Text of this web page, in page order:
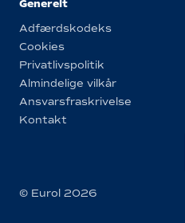
Generelt
Adfærdskodeks
Cookies
Privatlivspolitik
Almindelige vilkår
Ansvarsfraskrivelse
Kontakt
© Eurol 2026